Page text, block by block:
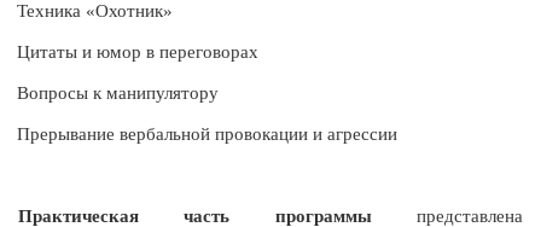
Техника «Охотник»
Цитаты и юмор в переговорах
Вопросы к манипулятору
Прерывание вербальной провокации и агрессии
Практическая часть программыпредставлена